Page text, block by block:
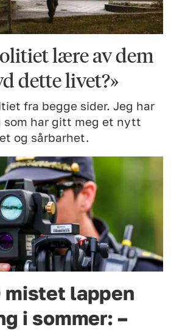
lære av dem
dette livet?»
fra begge sider. Jeg har
som har gitt meg et nytt
og sårbarhet.
mistet lappen
i sommer: –